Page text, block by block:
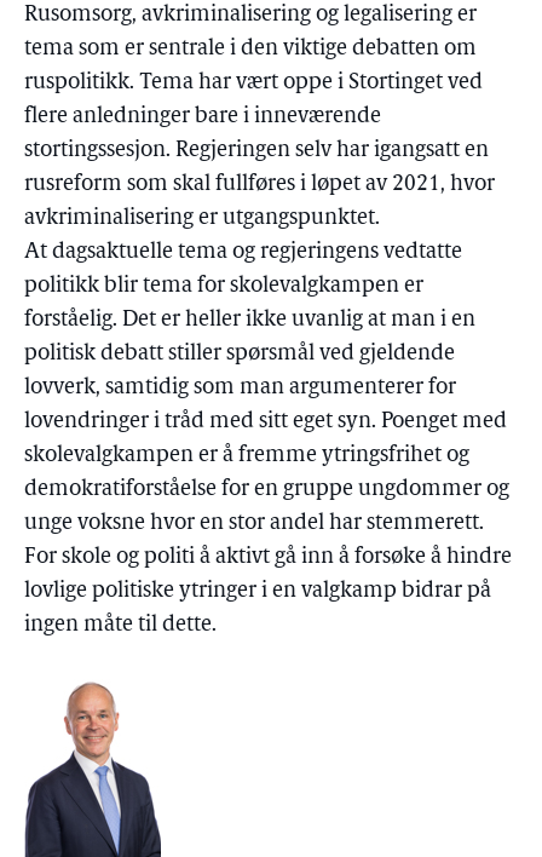
Rusomsorg, avkriminalisering og legalisering er
tema som er sentrale i den viktige debatten om
ruspolitikk. Tema har vært oppe i Stortinget ved
flere anledninger bare i inneværende
stortingssesjon. Regjeringen selv har igangsatt en
rusreform som skal fullføres i løpet av 2021, hvor
avkriminalisering er utgangspunktet.
At dagsaktuelle tema og regjeringens vedtatte
politikk blir tema for skolevalgkampen er
forståelig. Det er heller ikke uvanlig at man i en
politisk debatt stiller spørsmål ved gjeldende
lovverk, samtidig som man argumenterer for
lovendringer i tråd med sitt eget syn. Poenget med
skolevalgkampen er å fremme ytringsfrihet og
demokratiforståelse for en gruppe ungdommer og
unge voksne hvor en stor andel har stemmerett.
For skole og politi å aktivt gå inn å forsøke å hindre
lovlige politiske ytringer i en valgkamp bidrar på
ingen måte til dette.